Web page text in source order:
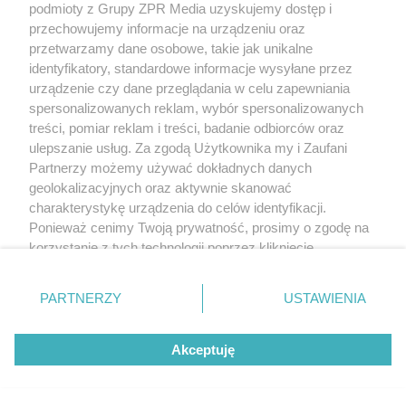
podmioty z Grupy ZPR Media uzyskujemy dostęp i
przechowujemy informacje na urządzeniu oraz
przetwarzamy dane osobowe, takie jak unikalne
identyfikatory, standardowe informacje wysyłane przez
urządzenie czy dane przeglądania w celu zapewniania
spersonalizowanych reklam, wybór spersonalizowanych
treści, pomiar reklam i treści, badanie odbiorców oraz
ulepszanie usług. Za zgodą Użytkownika my i Zaufani
Partnerzy możemy używać dokładnych danych
geolokalizacyjnych oraz aktywnie skanować
charakterystykę urządzenia do celów identyfikacji.
Ponieważ cenimy Twoją prywatność, prosimy o zgodę na
korzystanie z tych technologii poprzez kliknięcie
zmienić/wycofać klikając przycisk ustawień prywatności
znajdujący się w lewym dolnym rogu strony
rodzaje przetwarzania danych nie wymagają zgody
użytkownika, ale masz prawo sprzeciwić się takiemu
przetwarzaniu. Preferencje będą miały zastosowanie tylko
PARTNERZY USTAWIENIA
Akceptuję